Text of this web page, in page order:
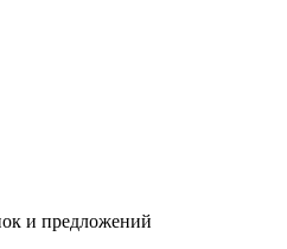
и предложений